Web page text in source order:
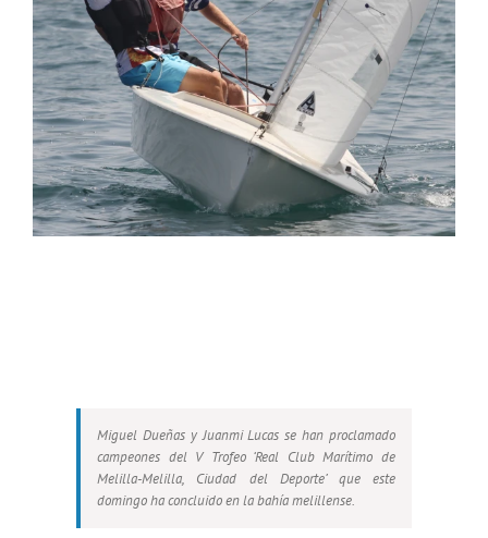
Miguel Dueñas y Juanmi Lucas se han proclamado
campeones del V Trofeo ‘Real Club Marítimo de
Melilla-Melilla, Ciudad del Deporte’ que este
domingo ha concluido en la bahía melillense.